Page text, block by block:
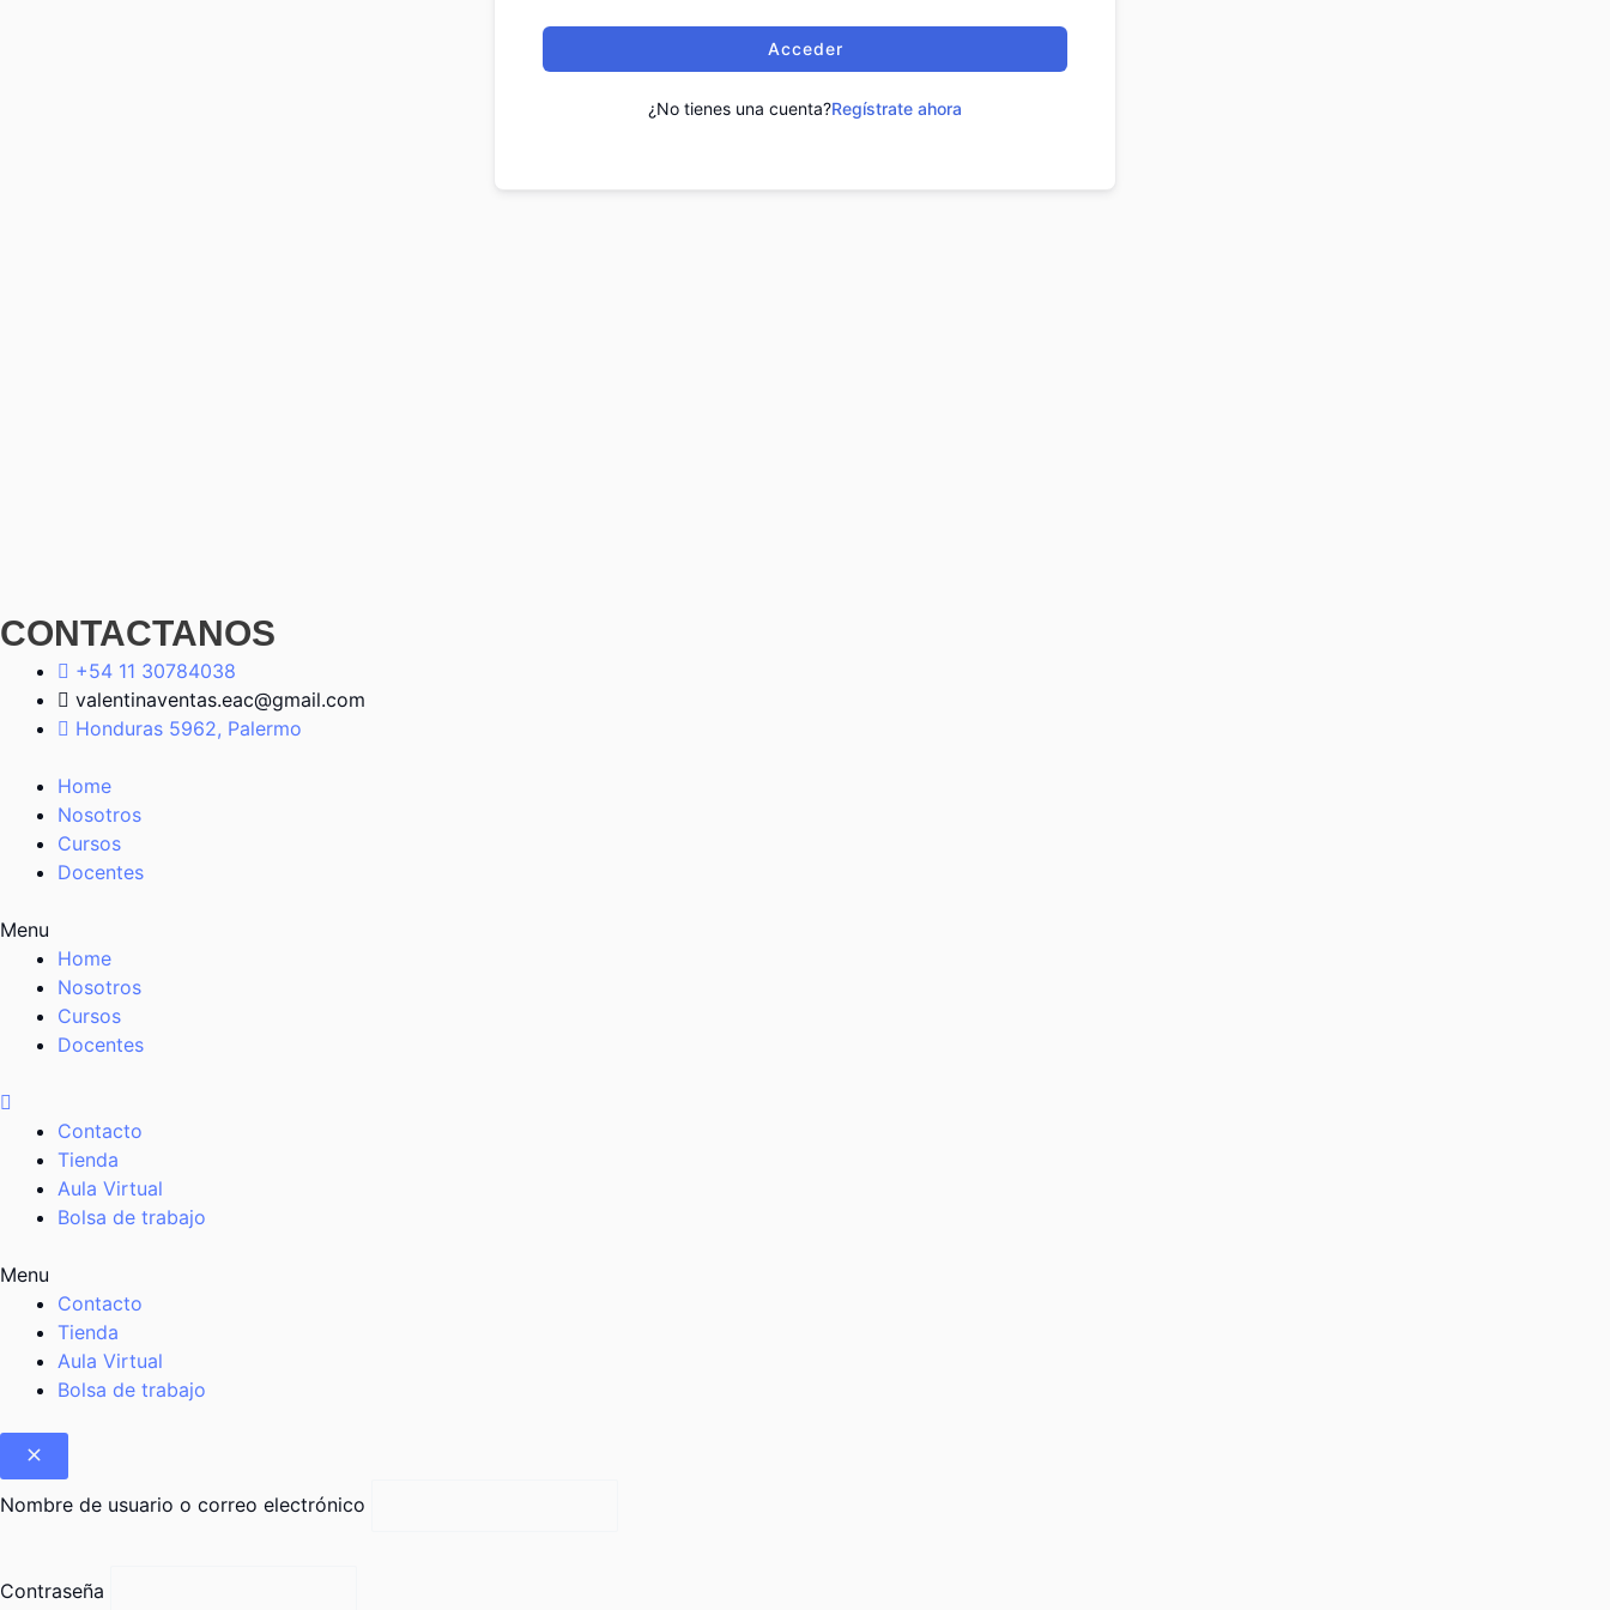
Acceder
¿No tienes una cuenta?Regístrate ahora
CONTACTANOS
+54 11 30784038
valentinaventas.eac@gmail.com
Honduras 5962, Palermo
Home
Nosotros
Cursos
Docentes
Menu
Home
Nosotros
Cursos
Docentes
Contacto
Tienda
Aula Virtual
Bolsa de trabajo
Menu
Contacto
Tienda
Aula Virtual
Bolsa de trabajo
Nombre de usuario o correo electrónico
Contraseña